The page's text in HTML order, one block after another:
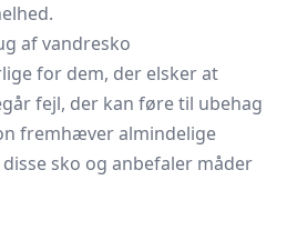
af vandresko
for dem, der elsker at
fejl, der kan føre til ubehag
fremhæver almindelige
sko og anbefaler måder